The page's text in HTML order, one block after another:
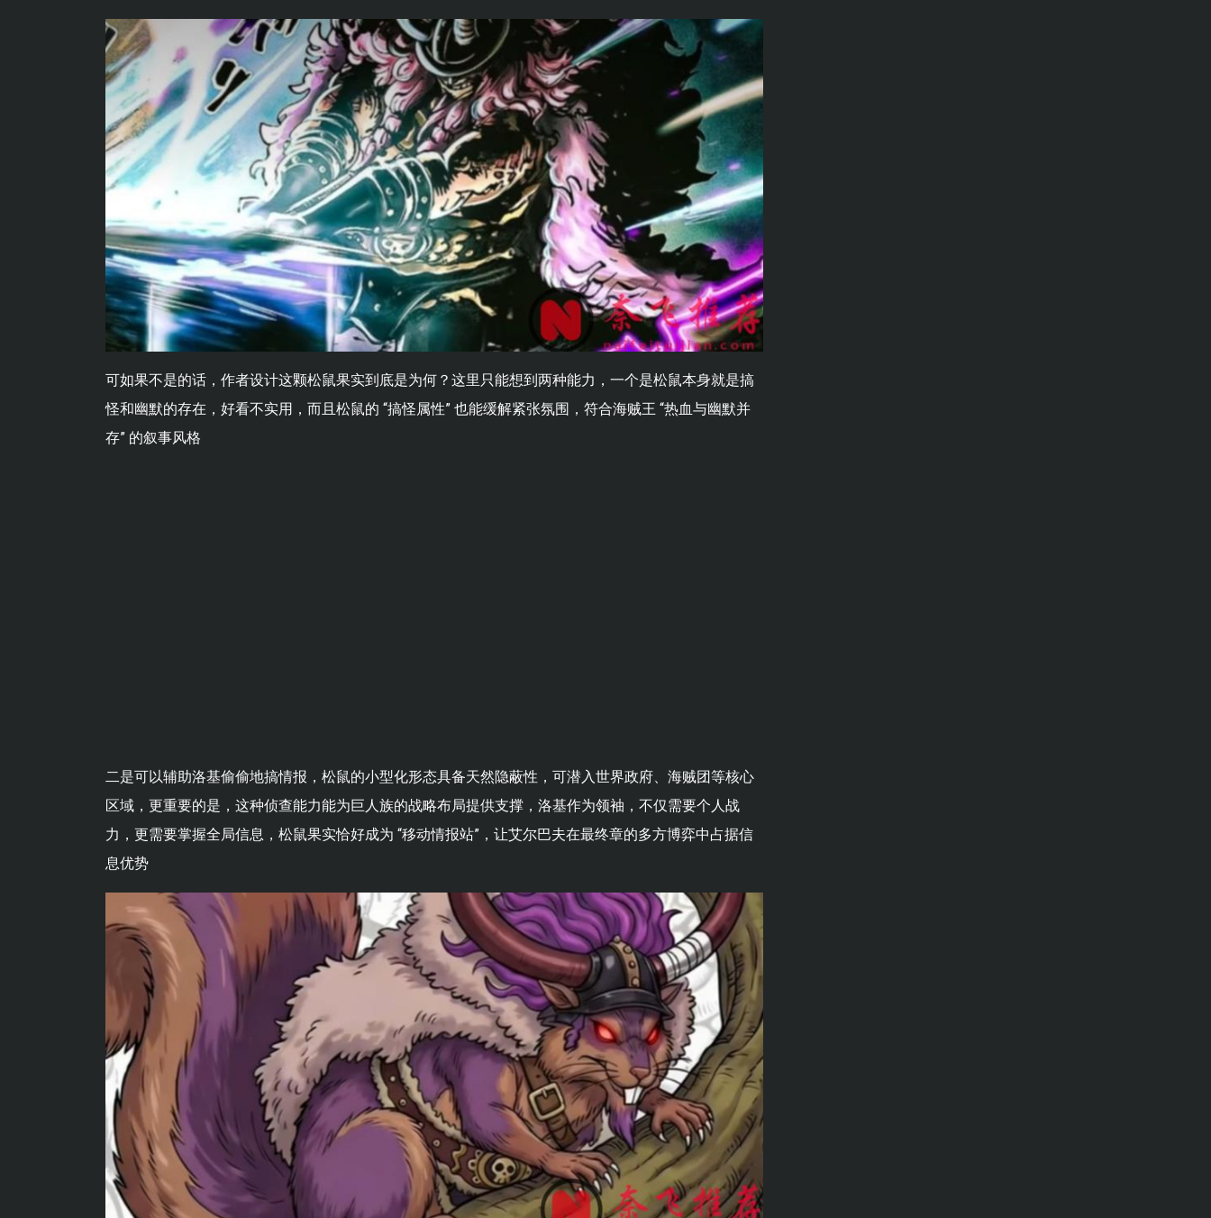
可如果不是的话，作者设计这颗松鼠果实到底是为何？这里只能想到两种能力，一个是松鼠本身就是搞
怪和幽默的存在，好看不实用，而且松鼠的 “搞怪属性” 也能缓解紧张氛围，符合海贼王 “热血与幽默并
存” 的叙事风格
二是可以辅助洛基偷偷地搞情报，松鼠的小型化形态具备天然隐蔽性，可潜入世界政府、海贼团等核心
区域，更重要的是，这种侦查能力能为巨人族的战略布局提供支撑，洛基作为领袖，不仅需要个人战
力，更需要掌握全局信息，松鼠果实恰好成为 “移动情报站”，让艾尔巴夫在最终章的多方博弈中占据信
息优势